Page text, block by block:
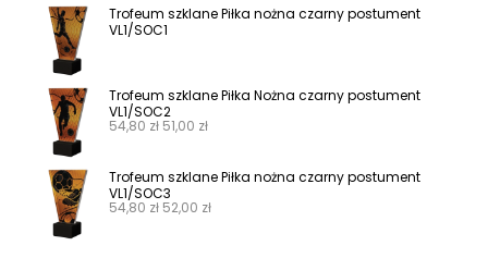
Trofeum szklane Piłka nożna czarny postument
VL1/SOC1
Trofeum szklane Piłka Nożna czarny postument
VL1/SOC2
54,80 zł 51,00 zł
Trofeum szklane Piłka nożna czarny postument
VL1/SOC3
54,80 zł 52,00 zł